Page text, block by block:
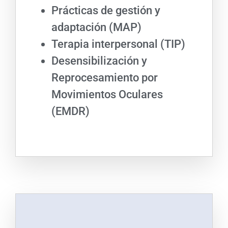
Prácticas de gestión y
adaptación (MAP)
Terapia interpersonal (TIP)
Desensibilización y
Reprocesamiento por
Movimientos Oculares
(EMDR)